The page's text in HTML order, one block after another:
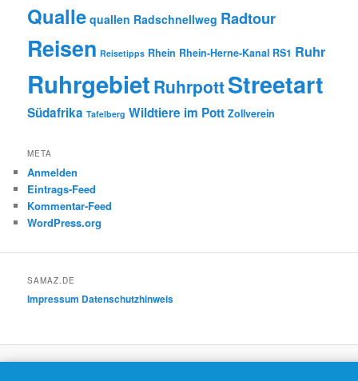
Qualle quallen Radschnellweg Radtour
Reisen Reisetipps Rhein Rhein-Herne-Kanal RS1 Ruhr
Ruhrgebiet RuhrpottStreetart
Südafrika Tafelberg Wildtiere im Pott Zollverein
META
Anmelden
Eintrags-Feed
Kommentar-Feed
WordPress.org
SAMAZ.DE
Impressum Datenschutzhinweis